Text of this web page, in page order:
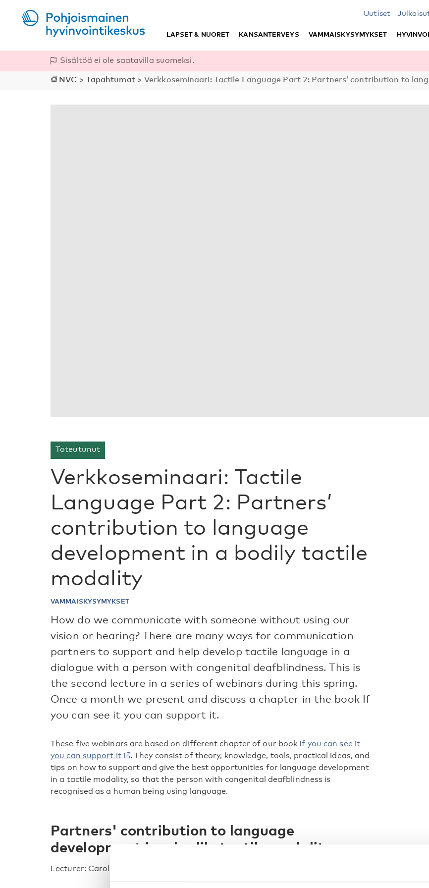
Uutiset
LAPSET & NUORET KANSANTERVEYS VAMMAISKYSYMYKSET
Sisältöä ei ole saatavilla suomeksi.
NVC > Tapahtumat>Verkkoseminaari: Tactile Language Part 2: Partners’ contribution to
Toteutunut
Verkkoseminaari: Tactile
Language Part 2: Partners’
contribution to language
development in a bodily tactile
modality
VAMMAISKYSYMYKSET
How do we communicate with someone without using our
vision or hearing? There are many ways for communication
partners to support and help develop tactile language in a
dialogue with a person with congenital deafblindness. This is
the second lecture in a series of webinars during this spring.
Once a month we present and discuss a chapter in the book If
you can see it you can support it.
These five webinars are based on different chapter of our book If you can see it
you can support it
. They consist of theory, knowledge, tools, practical ideas, and
tips on how to support and give the best opportunities for language development
in a tactile modality, so that the person with congenital deafblindness is
recognised as a human being using language.
Partners' contribution to language
development in a bodily tactile modality
Lecturer: Caroline Lindström